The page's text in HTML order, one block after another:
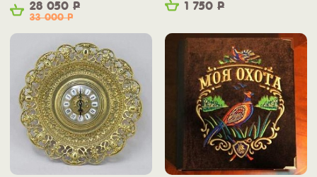
28 050 Р
33 000Р
1 750 Р